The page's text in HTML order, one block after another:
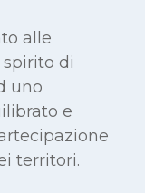
alle
di
uno
e
territori.